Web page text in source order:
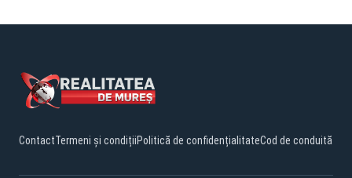
ContactTermeni și condițiiPolitică de confidențialitateCod de conduită